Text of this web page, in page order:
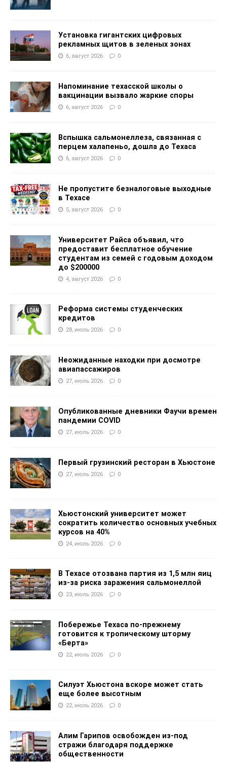
Установка гигантских цифровых
рекламных щитов в зеленых зонах
6, август 2026 0
Напоминание техасской школы о
вакцинации вызвало жаркие споры
6, август 2026 0
Вспышка сальмонеллеза, связанная с
перцем халапеньо, дошла до Техаса
6, август 2026 0
Не пропустите безналоговые выходные
в Техасе
5, август 2026 0
Университет Райса объявил, что
предоставит бесплатное обучение
студентам из семей с годовым доходом
до $200000
4, август 2026 0
Реформа системы студенческих
кредитов
28, июль 2026 0
Неожиданные находки при досмотре
авиапассажиров
27, июль 2026 0
Опубликованные дневники Фаучи времен
пандемии COVID
27, июль 2026 0
Первый грузинский ресторан в Хьюстоне
27, июль 2026 0
Хьюстонский университет может
сократить количество основных учебных
курсов на 40%
24, июль 2026 0
В Техасе отозвана партия из 1,5 млн яиц
из-за риска заражения сальмонеллой
23, июль 2026 0
Побережье Техаса по-прежнему
готовится к тропическому шторму
«Берта»
22, июль 2026 0
Силуэт Хьюстона вскоре может стать
еще более высотным
22, июль 2026 0
Алим Гарипов освобожден из-под
стражи благодаря поддержке
общественности